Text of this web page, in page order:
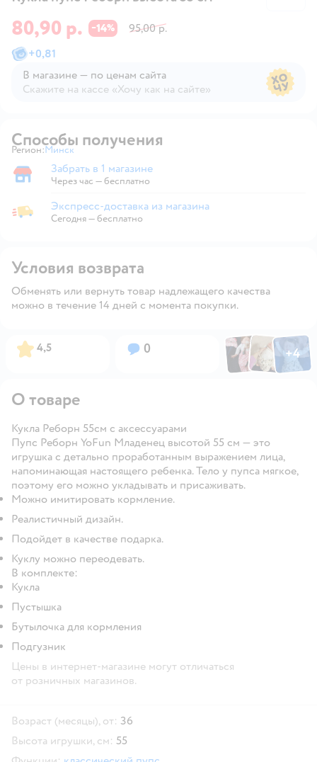
80,90 р. −14%
95,00 р.
+0,81
В магазине — по ценам сайта
Скажите на кассе «Хочу как на сайте»
Способы получения
Регион: Выбор адреса доставки.
Минск
Забрать в магазине
Забрать в 1 магазине
Через час — бесплатно
Экспресс-доставка из магазина
Экспресс-доставка из магазина
Сегодня—бесплатно
Условия возврата
Обменять или вернуть товар надлежащего качества
можно в течение 14 дней с момента покупки.
Рейтинг:
4,5 Вопросов:
0 ФотоФотоФото
+4
Открыть
О товаре
Кукла Реборн 55см с аксессуарами
Пупс Реборн YoFun Младенец высотой 55 см — это
игрушка с детально проработанным выражением лица,
напоминающая настоящего ребенка. Тело у пупса мягкое,
поэтому его можно укладывать и присаживать.
Можно имитировать кормление.
Реалистичный дизайн.
Подойдет в качестве подарка.
Куклу можно переодевать.
В комплекте:
Кукла
Пустышка
Бутылочка для кормления
Подгузник
Цены в интернет-магазине могут отличаться
от розничных магазинов.
Возраст (месяцы), от: 36
Высота игрушки, см: 55